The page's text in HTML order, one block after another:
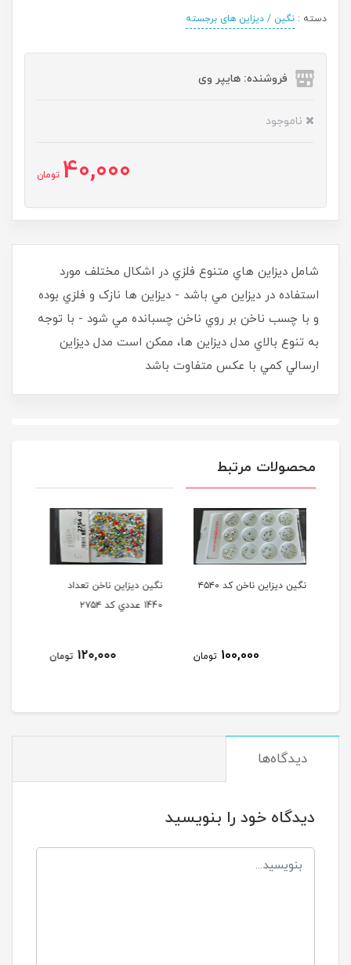
دسته : نگین / دیزاین های برجسته
فروشنده: هایپر وی
ناموجود
40,000 تومان
شامل ديزاين هاي متنوع فلزي در اشکال مختلف مورد
استفاده در ديزاين مي باشد - ديزاين ها نازک و فلزي بوده
و با چسب ناخن بر روي ناخن چسبانده مي شود - با توجه
به تنوع بالاي مدل ديزاين ها، ممکن است مدل ديزاين
ارسالي کمي با عکس متفاوت باشد
محصولات مرتبط
نگين ديزاين ناخن تعداد
120,000
نگين دور طلایی ديزاين ناخن
کد 220
20,000
دیدگاه‌ها
دیدگاه خود را بنویسید